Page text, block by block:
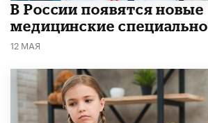
В России появятся новые
медицинские
12 МАЯ